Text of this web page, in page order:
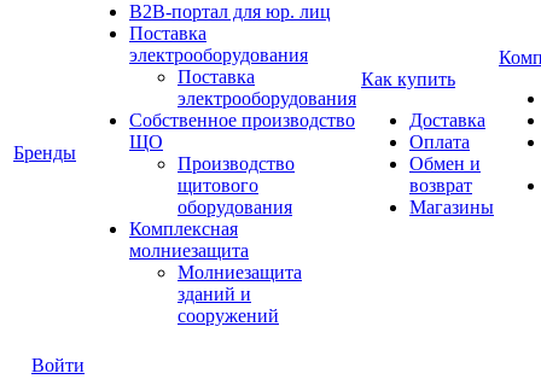
Бренды
B2B-портал для юр. лиц
Поставка
электрооборудования
Поставка
электрооборудования
Собственное производство
ЩО
Производство
щитового
оборудования
Комплексная
молниезащита
Молниезащита
зданий и
сооружений
Как купить
Доставка
Оплата
Обмен и
возврат
Магазины
Войти